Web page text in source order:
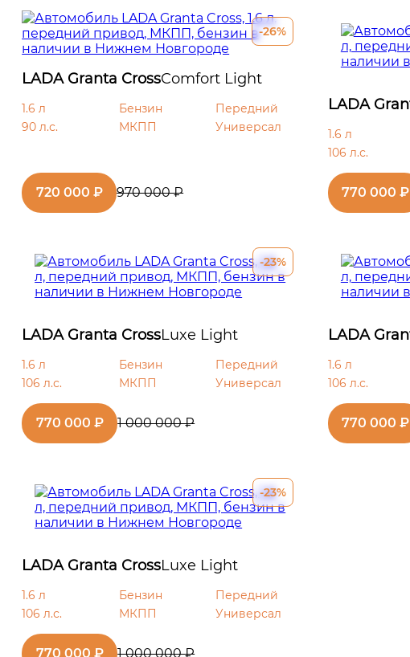
60/40
экокожа. Цвет (по
сидений по
-26%
LADA Granta CrossComfort Light
1.6 л Бензин
Передний
90 л.с.
МКПП Универсал
720 000 ₽ 970 000 ₽
LADA
1.6 л
106 л.с.
770 000 ₽
-23%
LADA Granta CrossLuxe Light
1.6 л Бензин
Передний
106 л.с.
МКПП Универсал
770 000 ₽ 1 000 000 ₽
LADA
1.6 л
106 л.с.
770 000 ₽
-23%
LADA Granta CrossLuxe Light
1.6 л Бензин
Передний
106 л.с.
МКПП Универсал
770 000 ₽ 1 000 000 ₽